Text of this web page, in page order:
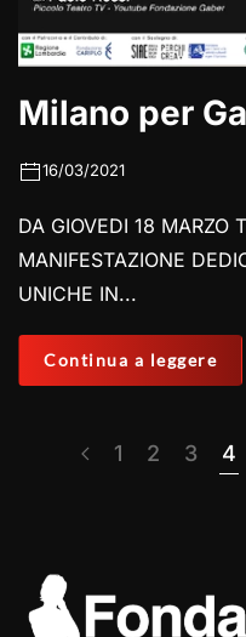
Milano per
16/03/2021
DA GIOVEDI 18 MARZO
MANIFESTAZIONE
UNICHE IN...
Continua a leggere
1 2 3 4